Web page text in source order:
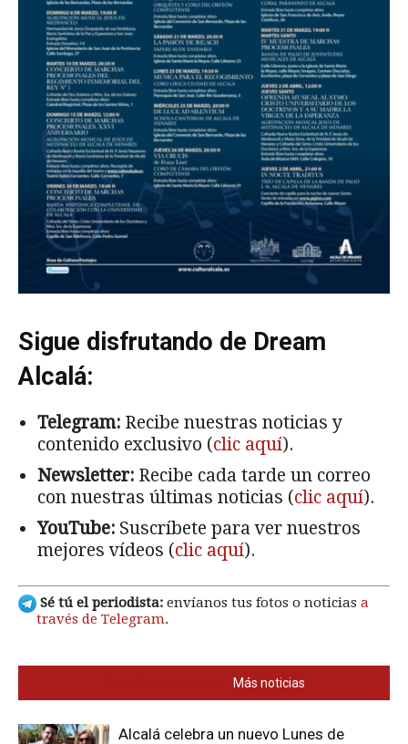
Sigue disfrutando de Dream
Alcalá:
Telegram: Recibe nuestras noticias y
contenido exclusivo (clic aquí).
Newsletter: Recibe cada tarde un correo
con nuestras últimas noticias (clic aquí).
YouTube: Suscríbete para ver nuestros
mejores vídeos (clic aquí).
Sé tú el periodista: envíanos tus fotos o noticias a
través de Telegram.
Más noticias
Alcalá celebra un nuevo Lunes de